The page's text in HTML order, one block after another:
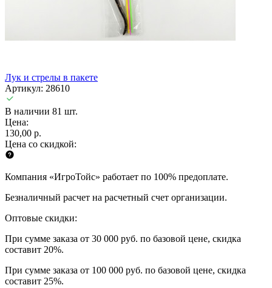
Лук и стрелы в пакете
Артикул: 28610
В наличии 81 шт.
Цена:
130,00 р.
Цена со скидкой:
Компания «ИгроТойс» работает по 100% предоплате.
Безналичный расчет на расчетный счет организации.
Оптовые скидки:
При сумме заказа от 30 000 руб. по базовой цене, скидка
составит 20%.
При сумме заказа от 100 000 руб. по базовой цене, скидка
составит 25%.